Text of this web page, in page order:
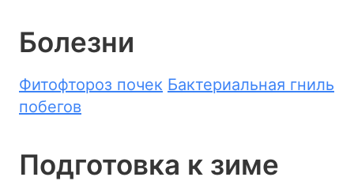
Болезни
Фитофтороз почек Бактериальная гниль
побегов
Подготовка к зиме